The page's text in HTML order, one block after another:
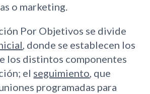
o marketing.
Por Objetivos se divide
, donde se establecen los
los distintos componentes
el seguimiento, que
programadas para